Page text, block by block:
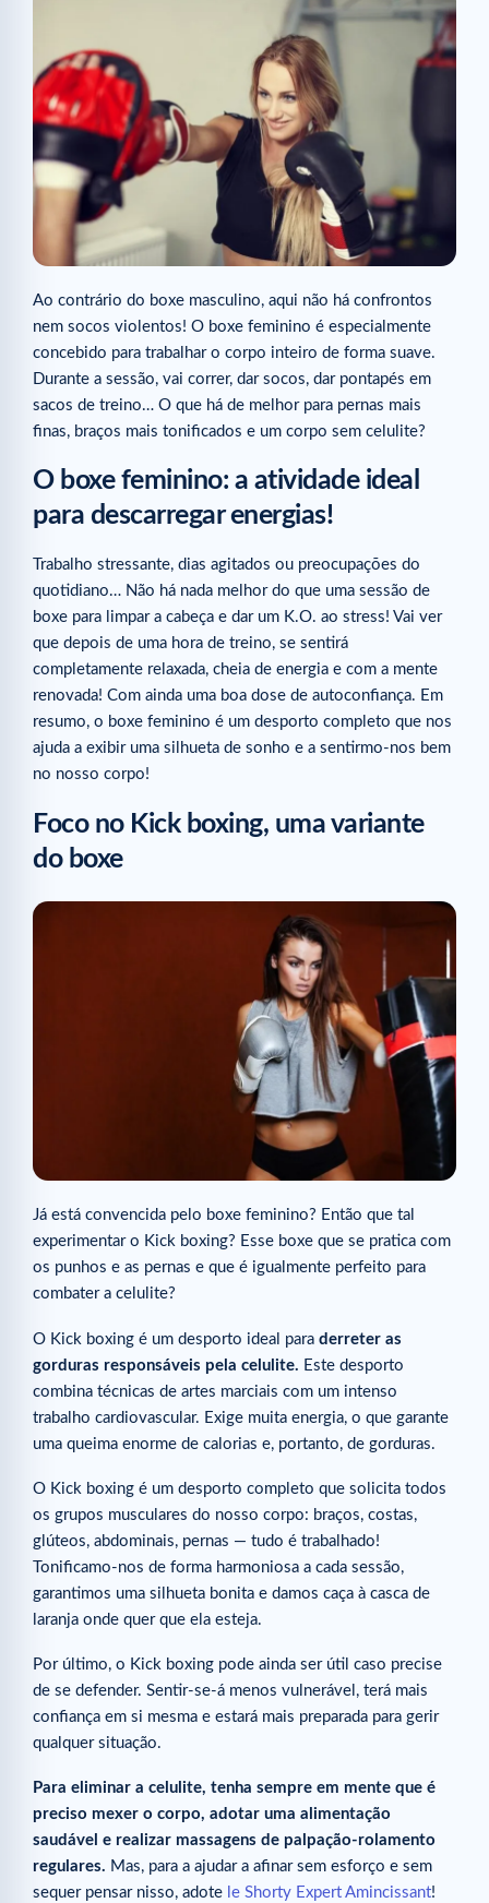
Ao contrário do boxe masculino, aqui não há confrontos
nem socos violentos! O boxe feminino é especialmente
concebido para trabalhar o corpo inteiro de forma suave.
Durante a sessão, vai correr, dar socos, dar pontapés em
sacos de treino… O que há de melhor para pernas mais
finas, braços mais tonificados e um corpo sem celulite?
O boxe feminino: a atividade ideal
para descarregar energias!
Trabalho stressante, dias agitados ou preocupações do
quotidiano… Não há nada melhor do que uma sessão de
boxe para limpar a cabeça e dar um K.O. ao stress! Vai ver
que depois de uma hora de treino, se sentirá
completamente relaxada, cheia de energia e com a mente
renovada! Com ainda uma boa dose de autoconfiança. Em
resumo, o boxe feminino é um desporto completo que nos
ajuda a exibir uma silhueta de sonho e a sentirmo-nos bem
no nosso corpo!
Foco no Kick boxing, uma variante
do boxe
Já está convencida pelo boxe feminino? Então que tal
experimentar o Kick boxing? Esse boxe que se pratica com
os punhos e as pernas e que é igualmente perfeito para
combater a celulite?
O Kick boxing é um desporto ideal para derreter as
gorduras responsáveis pela celulite. Este desporto
combina técnicas de artes marciais com um intenso
trabalho cardiovascular. Exige muita energia, o que garante
uma queima enorme de calorias e, portanto, de gorduras.
O Kick boxing é um desporto completo que solicita todos
os grupos musculares do nosso corpo: braços, costas,
glúteos, abdominais, pernas — tudo é trabalhado!
Tonificamo-nos de forma harmoniosa a cada sessão,
garantimos uma silhueta bonita e damos caça à casca de
laranja onde quer que ela esteja.
Por último, o Kick boxing pode ainda ser útil caso precise
de se defender. Sentir-se-á menos vulnerável, terá mais
confiança em si mesma e estará mais preparada para gerir
qualquer situação.
Para eliminar a celulite, tenha sempre em mente que é
preciso mexer o corpo, adotar uma alimentação
saudável e realizar massagens de palpação-rolamento
regulares. Mas, para a ajudar a afinar sem esforço e sem
sequer pensar nisso, adote le Shorty Expert Amincissant!